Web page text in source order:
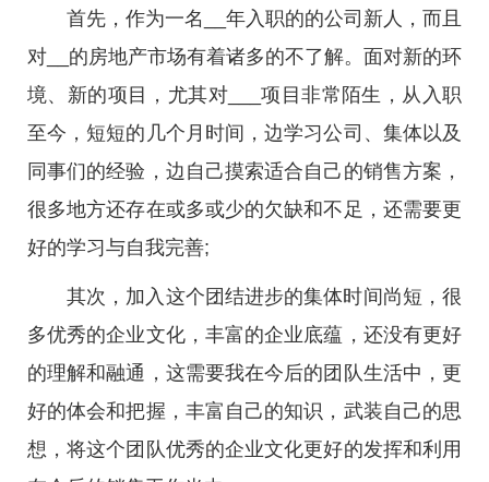
首先，作为一名__年入职的的公司新人，而且
对__的房地产市场有着诸多的不了解。面对新的环
境、新的项目，尤其对___项目非常陌生，从入职
至今，短短的几个月时间，边学习公司、集体以及
同事们的经验，边自己摸索适合自己的销售方案，
很多地方还存在或多或少的欠缺和不足，还需要更
好的学习与自我完善;
其次，加入这个团结进步的集体时间尚短，很
多优秀的企业文化，丰富的企业底蕴，还没有更好
的理解和融通，这需要我在今后的团队生活中，更
好的体会和把握，丰富自己的知识，武装自己的思
想，将这个团队优秀的企业文化更好的发挥和利用